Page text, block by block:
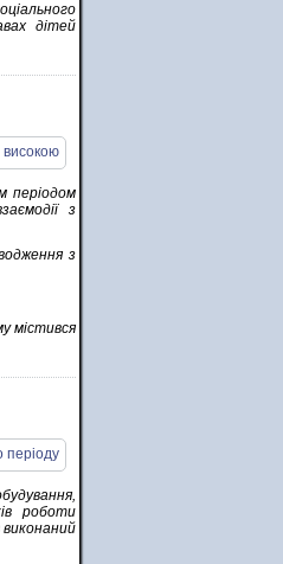
дітей
періодом
з
з
містився
роботи
виконаний